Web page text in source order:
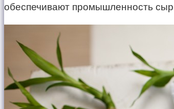
обеспечивают промышленность